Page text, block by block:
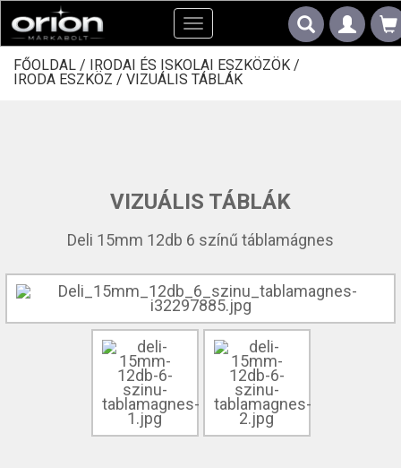
Toggle
navigation
FŐOLDAL / IRODAI ÉS ISKOLAI ESZKÖZÖK /
IRODA ESZKÖZ / VIZUÁLIS TÁBLÁK
VIZUÁLIS TÁBLÁK
Deli 15mm 12db 6 színű táblamágnes